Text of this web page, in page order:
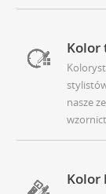
Kolor
nasze
Kolor